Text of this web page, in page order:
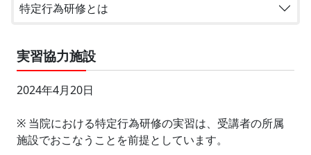
特定行為研修とは
実習協力施設
2024年4月20日
※ 当院における特定行為研修の実習は、受講者の所属
施設でおこなうことを前提としています。